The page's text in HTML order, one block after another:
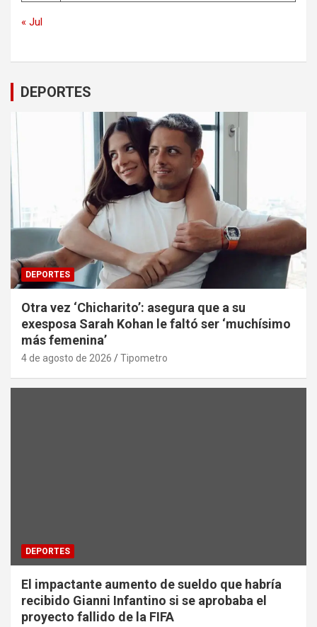
« Jul
DEPORTES
DEPORTES
Otra vez ‘Chicharito’: asegura que a su
exesposa Sarah Kohan le faltó ser ‘muchísimo
más femenina’
4 de agosto de 2026 Tipometro
DEPORTES
El impactante aumento de sueldo que habría
recibido Gianni Infantino si se aprobaba el
proyecto fallido de la FIFA